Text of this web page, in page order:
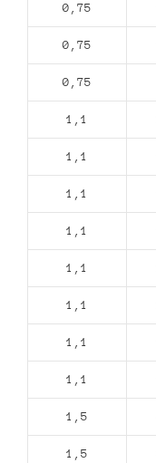
0,75
0,75
0,75
1,1
1,1
1,1
1,1
1,1
1,1
1,1
1,1
1,5
1,5